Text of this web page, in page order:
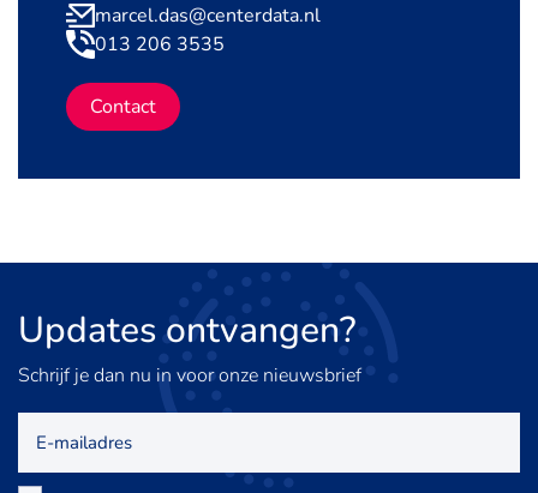
marcel.das@centerdata.nl
013 206 3535
Contact
Updates ontvangen?
Schrijf je dan nu in voor onze nieuwsbrief
mailadres